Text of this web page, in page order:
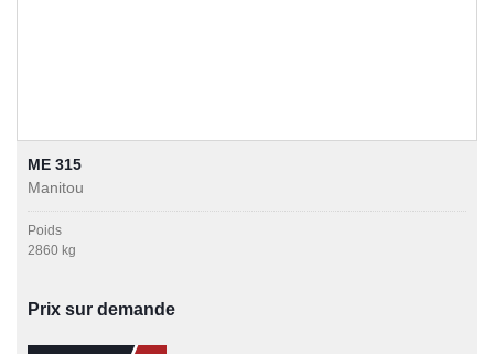
ME 315
Manitou
Poids
2860 kg
Prix sur demande